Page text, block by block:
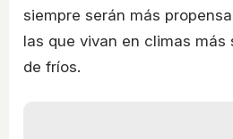
siempre serán más
las que vivan en climas más
de fríos.